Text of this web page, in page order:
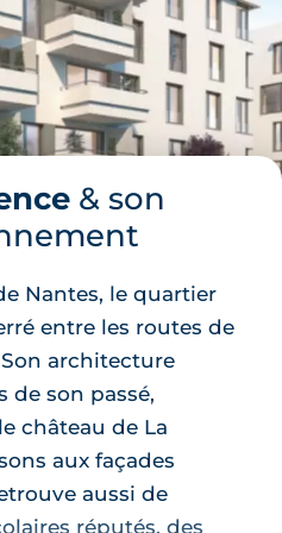
& son
Nantes, le quartier
entre les routes de
architecture
de son passé,
château de La
aux façades
aussi de
réputés, des